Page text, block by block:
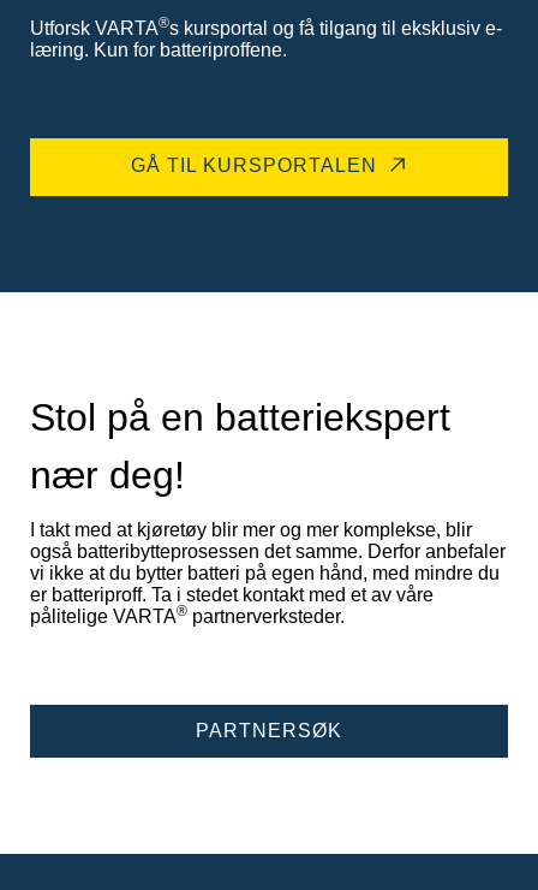
Utforsk VARTA®s kursportal og få tilgang til eksklusiv e-
læring. Kun for batteriproffene.
GÅ TIL KURSPORTALEN
Stol på en batteriekspert
nær deg!
I takt med at kjøretøy blir mer og mer komplekse, blir
også batteribytteprosessen det samme. Derfor anbefaler
vi ikke at du bytter batteri på egen hånd, med mindre du
er batteriproff. Ta i stedet kontakt med et av våre
pålitelige VARTA® partnerverksteder.
PARTNERSØK